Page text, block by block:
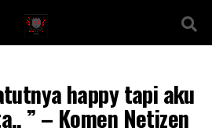
happy tapi aku
” – Komen Netizen